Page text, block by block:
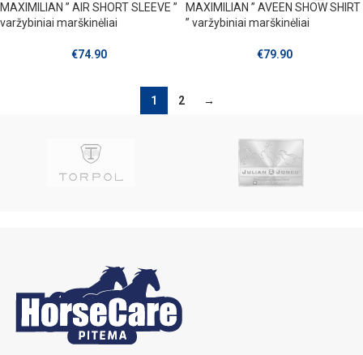
MAXIMILIAN ” AIR SHORT SLEEVE ”
varžybiniai marškinėliai
€74.90
MAXIMILIAN ” AVEEN SHOW SHIRT
” varžybiniai marškinėliai
€79.90
1 2 →